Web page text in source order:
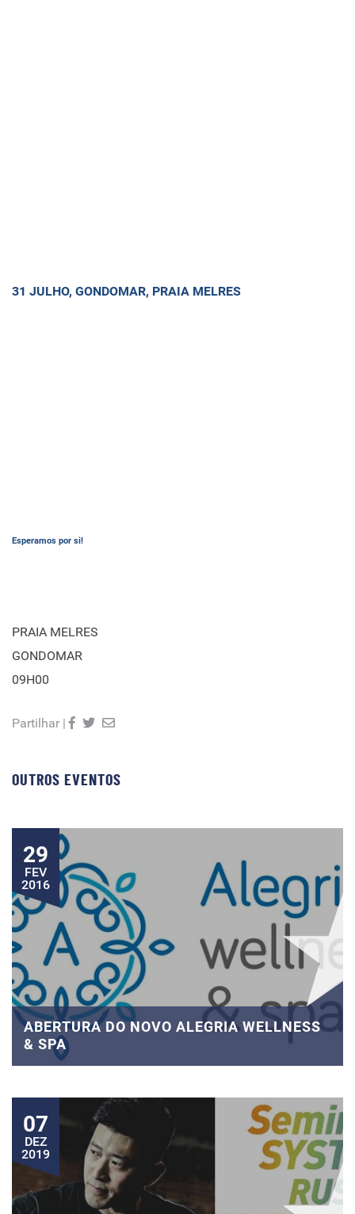
31 JULHO, GONDOMAR, PRAIA MELRES
Esperamos por si!
PRAIA MELRES
GONDOMAR
09H00
Partilhar |
OUTROS EVENTOS
29
FEV
2016
ABERTURA DO NOVO ALEGRIA WELLNESS
& SPA
07
DEZ
2019